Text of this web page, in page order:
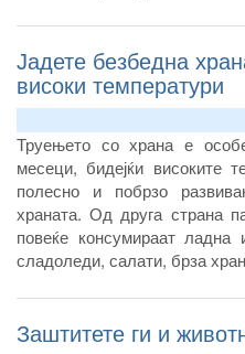
комисијата (“Службен
Македонија” бр.51/18),
на Република Северна
покажување на интерес
редот на истакнати
заштитата и
претставник на
формирање Комисија за
животните.
Јадете безбедна
високи температури
Труењето со храна е
месеци, бидејќи високите
полесно и побрзо
храната. Од друга страна
повеќе консумираат
сладоледи, салати, брза
Заштитете ги и